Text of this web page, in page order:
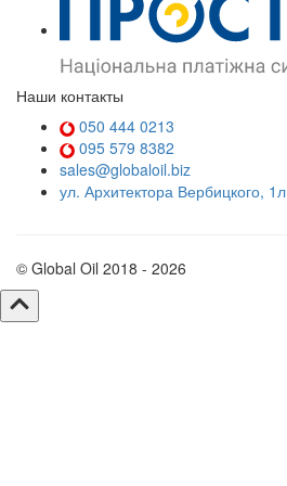
Наши контакты
050 444 0213
095 579 8382
sales@globaloil.biz
ул. Архитектора Вербицкого, 1л
© Global Oil 2018 - 2026